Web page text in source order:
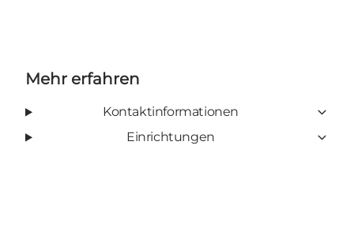
Mehr erfahren
Kontaktinformationen
Einrichtungen